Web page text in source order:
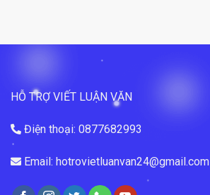
HỖ TRỢ VIẾT LUẬN VĂN
Điện thoại: 0877682993
Email: hotrovietluanvan24@gmail.com